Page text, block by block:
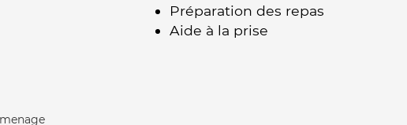
Préparation des repas
Aide à la prise